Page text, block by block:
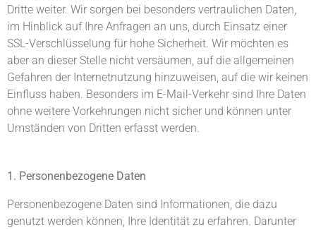
Dritte weiter. Wir sorgen bei besonders vertraulichen Daten,
im Hinblick auf Ihre Anfragen an uns, durch Einsatz einer
SSL-Verschlüsselung für hohe Sicherheit. Wir möchten es
aber an dieser Stelle nicht versäumen, auf die allgemeinen
Gefahren der Internetnutzung hinzuweisen, auf die wir keinen
Einfluss haben. Besonders im E-Mail-Verkehr sind Ihre Daten
ohne weitere Vorkehrungen nicht sicher und können unter
Umständen von Dritten erfasst werden.
1. Personenbezogene Daten
Personenbezogene Daten sind Informationen, die dazu
genutzt werden können, Ihre Identität zu erfahren. Darunter